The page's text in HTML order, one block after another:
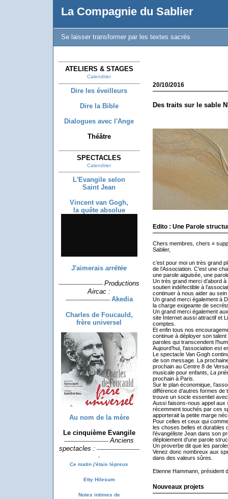
La Compagnie du Sablier
Se laisser transformer par les textes sacrés
ATELIERS & STAGES
Calendrier
Dire les éveilleurs
Dire la Bible
Dialogues avec l'Ange
Théâtre
SPECTACLES
Calendrier
L'Evangile selon
Saint Jean
Vincent van Gogh,
la quête absolue
J'aimerais arrêtée
----------------------------- Productions
Aircac :
----------------------------- Akedia
Charles de Foucauld,
frère universel
Au nom de la mère
Le cinquième Evangile
-----------------------------Anciens
spectacles : ----------------------------
-
Ce matin j'étais lépreux
Etty Hilesum
Notes intimes de
20/10/2016
Des traits sur le sable
Edito : Une Parole
Chers membres, chers «
Sablier,
c’est pour moi un très grand
de l’Association. C’est une
une parole aiguisée, une
Un très grand merci d’abord
soutien indéfectible à
continuer à nous aider au
Un grand merci également à
la charge exigeante de
Un grand merci également
site Internet aussi attractif et
comptes.
Et enfin tous nos
continue à déployer son
paroles qui transcendent
Aujourd’hui, l’association est
Le spectacle Van Gogh
de son message. La
prochain au Centre 8 de
musicale pour enfants, La
prochain à Paris.
Sur le plan économique,
différence d’autres formes
trouve un socle essentiel
Aussi faisons-nous appel aux
récemment touchés par ces
apporterait la petite marge
Pour celles et ceux qui
les choses belles et durables
l’évangéliste Jean dans son
déploiement d’une parole
Un proverbe dit que les
Venez donc nombreux aux
dans des valeurs sûres.
Etienne Hammann, président
Nouveaux projets